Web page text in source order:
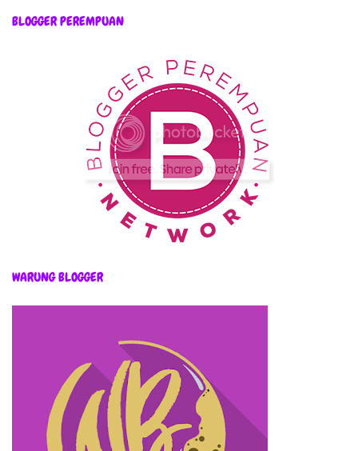
BLOGGER PEREMPUAN
WARUNG BLOGGER